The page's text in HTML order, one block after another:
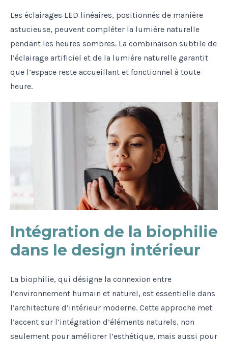
Les éclairages LED linéaires, positionnés de manière
astucieuse, peuvent compléter la lumière naturelle
pendant les heures sombres. La combinaison subtile de
l’éclairage artificiel et de la lumière naturelle garantit
que l’espace reste accueillant et fonctionnel à toute
heure.
Intégration de la biophilie
dans le design intérieur
La biophilie, qui désigne la connexion entre
l’environnement humain et naturel, est essentielle dans
l’architecture d’intérieur moderne. Cette approche met
l’accent sur l’intégration d’éléments naturels, non
seulement pour améliorer l’esthétique, mais aussi pour